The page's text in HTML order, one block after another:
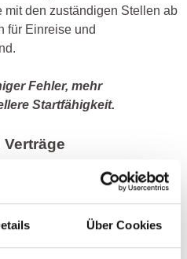
Über Cookies
den zuständigen Stellen ab
für Einreise und
Fehler, mehr
Startfähigkeit.
der emotionalste Teil der
und sprachliche
den Zugang zusätzlich.